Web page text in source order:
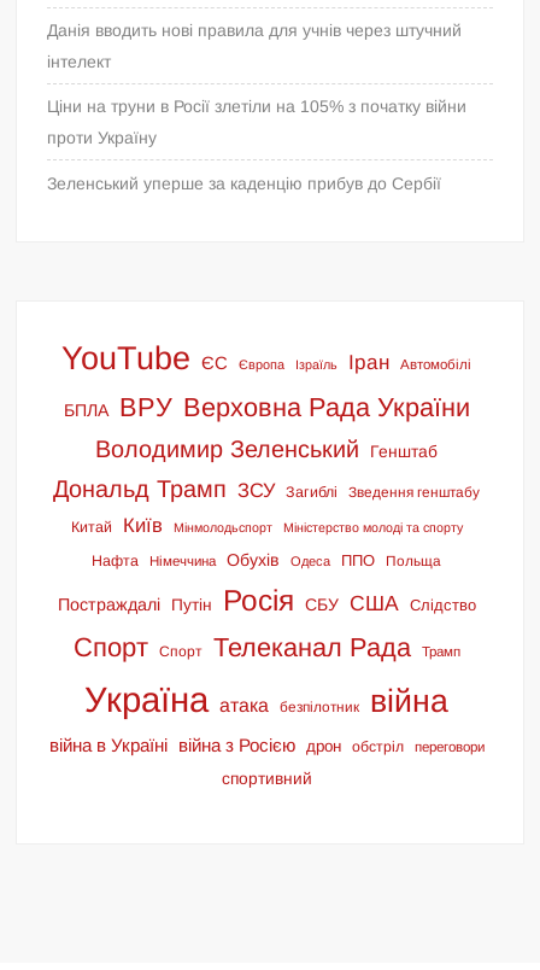
Данія вводить нові правила для учнів через штучний
інтелект
Ціни на труни в Росії злетіли на 105% з початку війни
проти Україну
Зеленський уперше за каденцію прибув до Сербії
YouTube ЄС Європа Ізраїль Іран Автомобілі
БПЛА ВРУ Верховна Рада України
Володимир Зеленський Генштаб
Дональд Трамп ЗСУ Загиблі Зведення генштабу
Китай Київ Мінмолодьспорт Міністерство молоді та спорту
Нафта Німеччина Обухів Одеса ППО Польща
Постраждалі Путін Росія СБУ США Слідство
Спорт Спорт Телеканал Рада Трамп
Україна атака безпілотник війна
війна в Україні війна з Росією дрон обстріл переговори
спортивний